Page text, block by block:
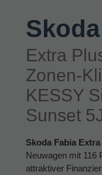
Jahreswagen
Gebrauchtwagen
Top-
Preisen
Ihr
Innovatives
Extra
Zonen-
KESSY
Sunset
Skoda Fabia
Neuwagen mit 116
attraktiver